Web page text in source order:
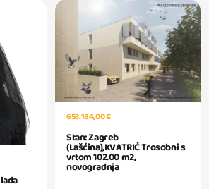
653.184,00 €
Stan: Zagreb
(Lašćina),KVATRIĆ Trosobni s
vrtom 102.00 m2,
novogradnja